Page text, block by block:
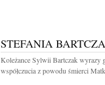
STEFANIA
Koleżance Sylwii Bartczak wyrazy
współczucia z powodu śmierci